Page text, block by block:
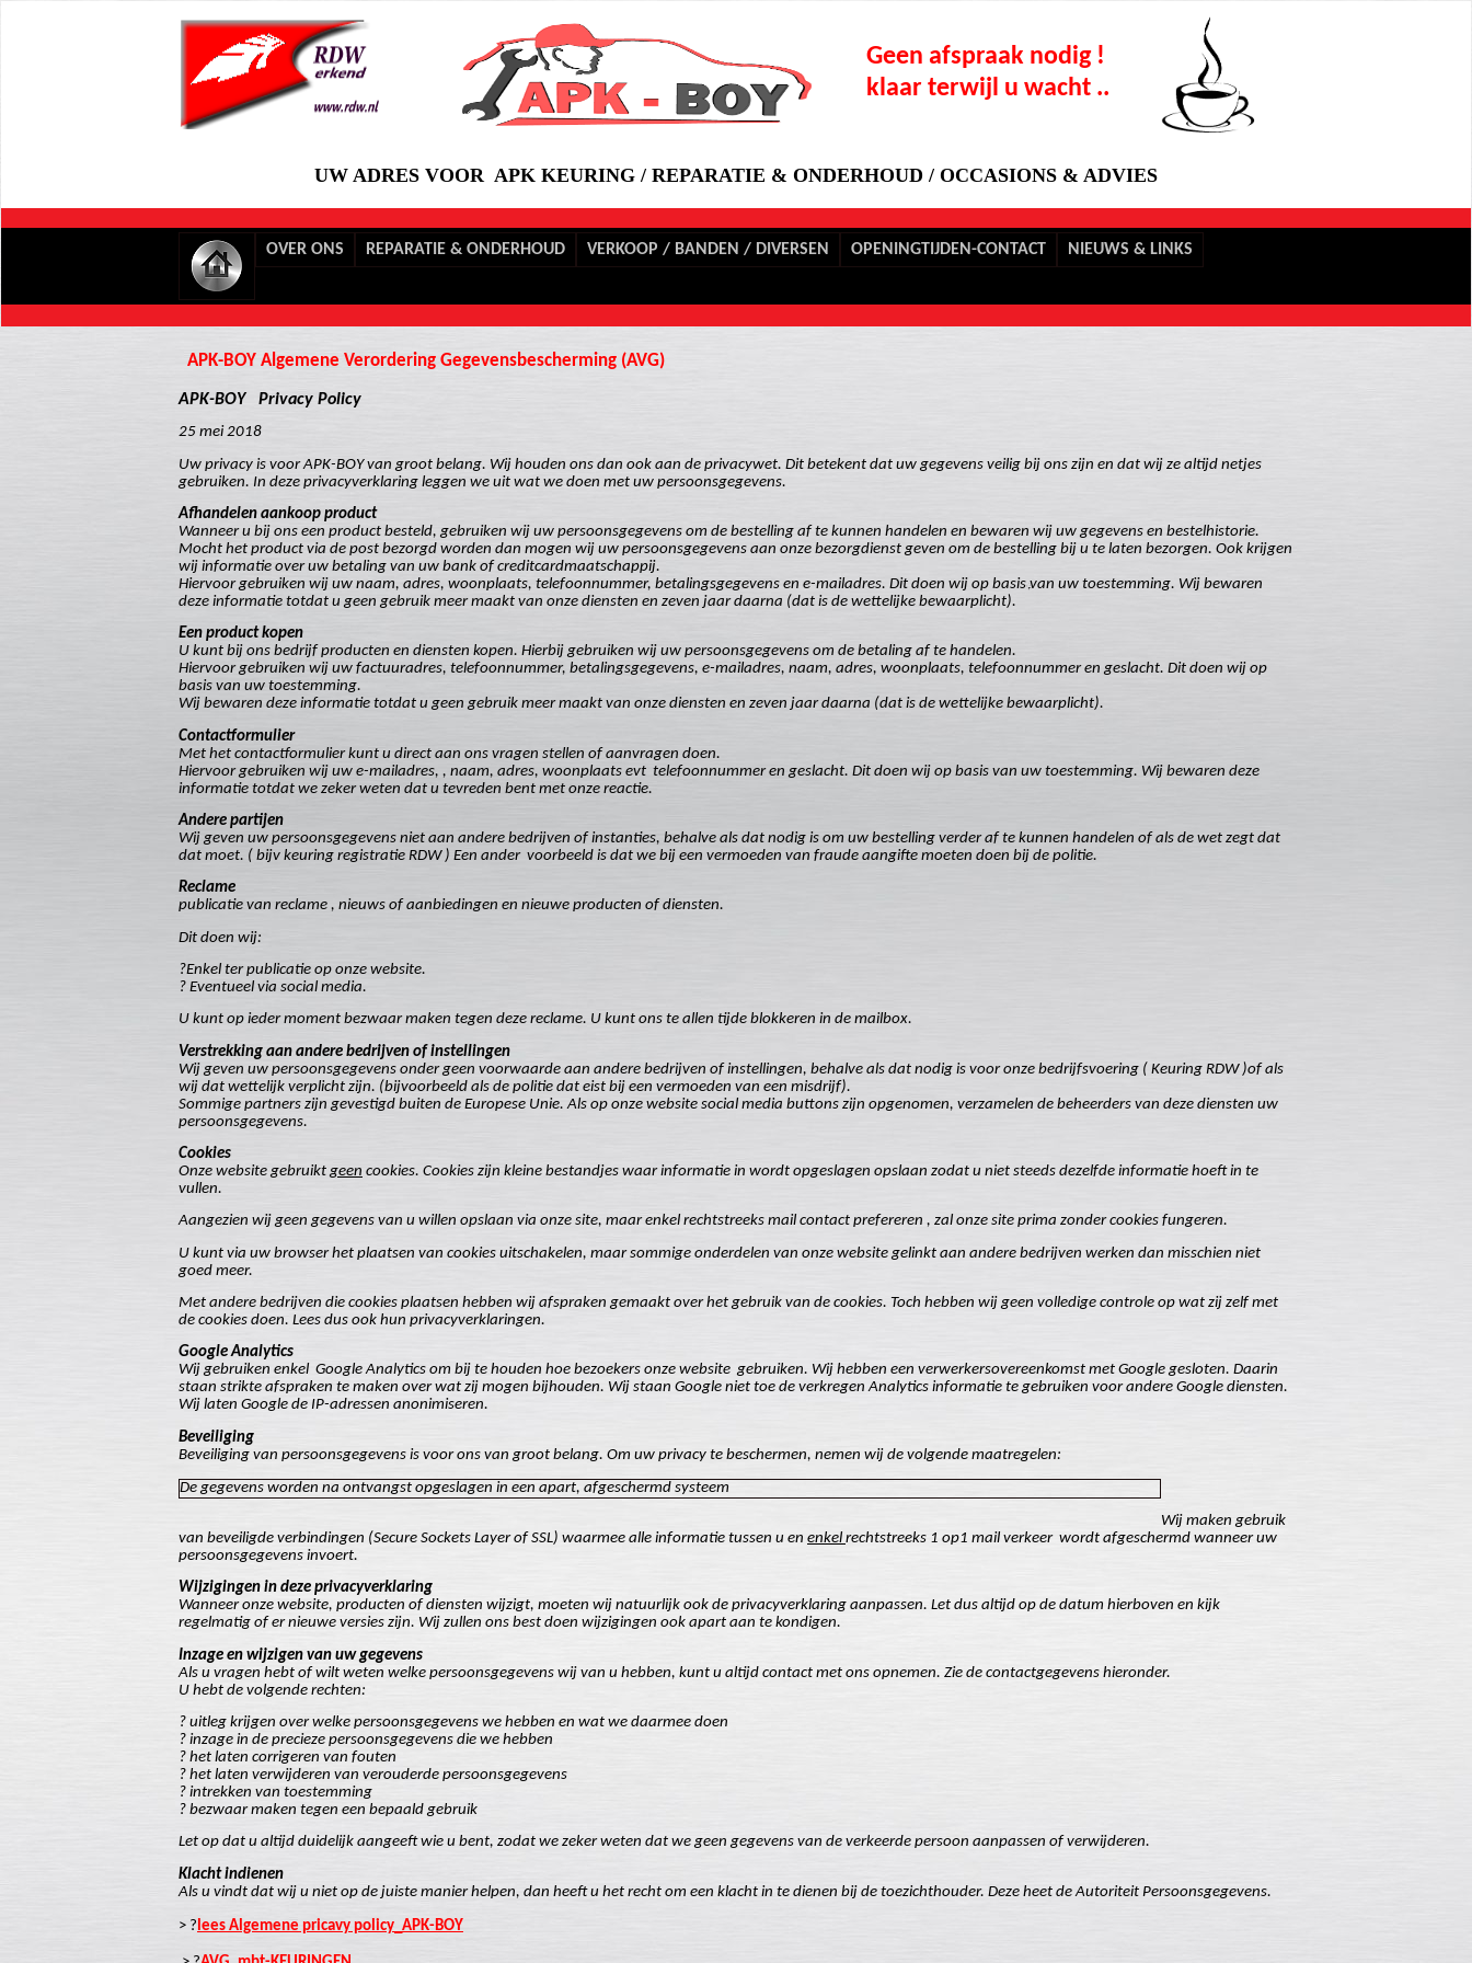
Geen afspraak nodig !
klaar terwijl u wacht ..
UW ADRES VOOR APK KEURING / REPARATIE & ONDERHOUD / OCCASIONS & ADVIES
OVER ONS REPARATIE & ONDERHOUD VERKOOP / BANDEN / DIVERSEN OPENINGTIJDEN-CONTACT NIEUWS & LINKS
APK-BOY Algemene Verordering Gegevensbescherming (AVG)
APK-BOY Privacy Policy
25 mei 2018
Uw privacy is voor APK-BOY van groot belang. Wij houden ons dan ook aan de privacywet. Dit betekent dat uw gegevens veilig bij ons zijn en dat wij ze altijd netjes
gebruiken. In deze privacyverklaring leggen we uit wat we doen met uw persoonsgegevens.
Afhandelen aankoop product
Wanneer u bij ons een product besteld, gebruiken wij uw persoonsgegevens om de bestelling af te kunnen handelen en bewaren wij uw gegevens en bestelhistorie.
Mocht het product via de post bezorgd worden dan mogen wij uw persoonsgegevens aan onze bezorgdienst geven om de bestelling bij u te laten bezorgen. Ook krijgen
wij informatie over uw betaling van uw bank of creditcardmaatschappij.
Hiervoor gebruiken wij uw naam, adres, woonplaats, telefoonnummer, betalingsgegevens en e-mailadres. Dit doen wij op basis van uw toestemming. Wij bewaren
deze informatie totdat u geen gebruik meer maakt van onze diensten en zeven jaar daarna (dat is de wettelijke bewaarplicht).
Een product kopen
U kunt bij ons bedrijf producten en diensten kopen. Hierbij gebruiken wij uw persoonsgegevens om de betaling af te handelen.
Hiervoor gebruiken wij uw factuuradres, telefoonnummer, betalingsgegevens, e-mailadres, naam, adres, woonplaats, telefoonnummer en geslacht. Dit doen wij op
basis van uw toestemming.
Wij bewaren deze informatie totdat u geen gebruik meer maakt van onze diensten en zeven jaar daarna (dat is de wettelijke bewaarplicht).
Contactformulier
Met het contactformulier kunt u direct aan ons vragen stellen of aanvragen doen.
Hiervoor gebruiken wij uw e-mailadres, , naam, adres, woonplaats evt telefoonnummer en geslacht. Dit doen wij op basis van uw toestemming. Wij bewaren deze
informatie totdat we zeker weten dat u tevreden bent met onze reactie.
Andere partijen
Wij geven uw persoonsgegevens niet aan andere bedrijven of instanties, behalve als dat nodig is om uw bestelling verder af te kunnen handelen of als de wet zegt dat
dat moet. ( bijv keuring registratie RDW ) Een ander voorbeeld is dat we bij een vermoeden van fraude aangifte moeten doen bij de politie.
Reclame
publicatie van reclame , nieuws of aanbiedingen en nieuwe producten of diensten.
Dit doen wij:
?Enkel ter publicatie op onze website.
? Eventueel via social media.
U kunt op ieder moment bezwaar maken tegen deze reclame. U kunt ons te allen tijde blokkeren in de mailbox.
Verstrekking aan andere bedrijven of instellingen
Wij geven uw persoonsgegevens onder geen voorwaarde aan andere bedrijven of instellingen, behalve als dat nodig is voor onze bedrijfsvoering ( Keuring RDW )of als
wij dat wettelijk verplicht zijn. (bijvoorbeeld als de politie dat eist bij een vermoeden van een misdrijf).
Sommige partners zijn gevestigd buiten de Europese Unie. Als op onze website social media buttons zijn opgenomen, verzamelen de beheerders van deze diensten uw
persoonsgegevens.
Cookies
Onze website gebruikt geen cookies. Cookies zijn kleine bestandjes waar informatie in wordt opgeslagen opslaan zodat u niet steeds dezelfde informatie hoeft in te
vullen.
Aangezien wij geen gegevens van u willen opslaan via onze site, maar enkel rechtstreeks mail contact prefereren , zal onze site prima zonder cookies fungeren.
U kunt via uw browser het plaatsen van cookies uitschakelen, maar sommige onderdelen van onze website gelinkt aan andere bedrijven werken dan misschien niet
goed meer.
Met andere bedrijven die cookies plaatsen hebben wij afspraken gemaakt over het gebruik van de cookies. Toch hebben wij geen volledige controle op wat zij zelf met
de cookies doen. Lees dus ook hun privacyverklaringen.
Google Analytics
Wij gebruiken enkel Google Analytics om bij te houden hoe bezoekers onze website gebruiken. Wij hebben een verwerkersovereenkomst met Google gesloten. Daarin
staan strikte afspraken te maken over wat zij mogen bijhouden. Wij staan Google niet toe de verkregen Analytics informatie te gebruiken voor andere Google diensten.
Wij laten Google de IP-adressen anonimiseren.
Beveiliging
Beveiliging van persoonsgegevens is voor ons van groot belang. Om uw privacy te beschermen, nemen wij de volgende maatregelen:
De gegevens worden na ontvangst opgeslagen in een apart, afgeschermd systeem
Wij maken gebruik
van beveiligde verbindingen (Secure Sockets Layer of SSL) waarmee alle informatie tussen u en enkel rechtstreeks 1 op1 mail verkeer wordt afgeschermd wanneer uw
persoonsgegevens invoert.
Wijzigingen in deze privacyverklaring
Wanneer onze website, producten of diensten wijzigt, moeten wij natuurlijk ook de privacyverklaring aanpassen. Let dus altijd op de datum hierboven en kijk
regelmatig of er nieuwe versies zijn. Wij zullen ons best doen wijzigingen ook apart aan te kondigen.
Inzage en wijzigen van uw gegevens
Als u vragen hebt of wilt weten welke persoonsgegevens wij van u hebben, kunt u altijd contact met ons opnemen. Zie de contactgegevens hieronder.
U hebt de volgende rechten:
? uitleg krijgen over welke persoonsgegevens we hebben en wat we daarmee doen
? inzage in de precieze persoonsgegevens die we hebben
? het laten corrigeren van fouten
? het laten verwijderen van verouderde persoonsgegevens
? intrekken van toestemming
? bezwaar maken tegen een bepaald gebruik
Let op dat u altijd duidelijk aangeeft wie u bent, zodat we zeker weten dat we geen gegevens van de verkeerde persoon aanpassen of verwijderen.
Klacht indienen
Als u vindt dat wij u niet op de juiste manier helpen, dan heeft u het recht om een klacht in te dienen bij de toezichthouder. Deze heet de Autoriteit Persoonsgegevens.
> ?lees Algemene pricavy policy_APK-BOY